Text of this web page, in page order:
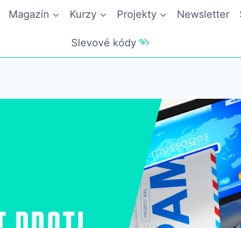
Magazín Kurzy Projekty Newsletter
Slevové kódy